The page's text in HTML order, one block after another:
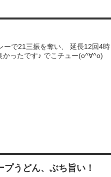
で21三振を奪い、 延長12回4時
かったです♪ でこチュー(o^∀^o)
うどん、ぶち旨い！